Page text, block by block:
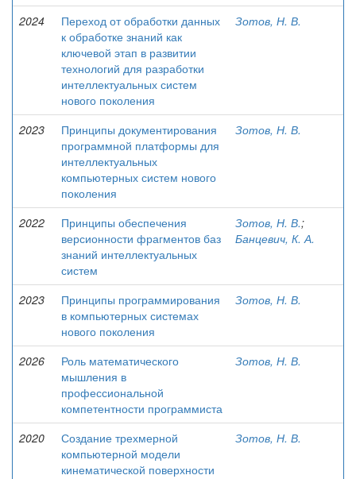
2024
Переход от обработки данных
к обработке знаний как
ключевой этап в развитии
технологий для разработки
интеллектуальных систем
нового поколения
Зотов, Н. В.
2023
Принципы документирования
программной платформы для
интеллектуальных
компьютерных систем нового
поколения
Зотов, Н. В.
2022
Принципы обеспечения
версионности фрагментов баз
знаний интеллектуальных
систем
Зотов, Н. В.;
Банцевич, К. А.
2023
Принципы программирования
в компьютерных системах
нового поколения
Зотов, Н. В.
2026
Роль математического
мышления в
профессиональной
компетентности программиста
Зотов, Н. В.
2020
Создание трехмерной
компьютерной модели
кинематической поверхности
Зотов, Н. В.